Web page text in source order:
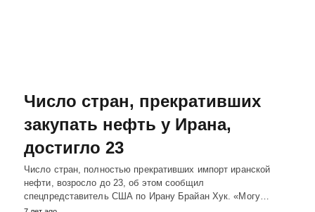
Число стран, прекративших
закупать нефть у Ирана,
достигло 23
Число стран, полностью прекративших импорт иранской
нефти, возросло до 23, об этом сообщил
спецпредставитель США по Ирану Брайан Хук. «Могу…